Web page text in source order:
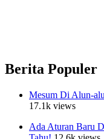
Berita Populer
Mesum Di Alun-
17.1k views
Ada Aturan Baru